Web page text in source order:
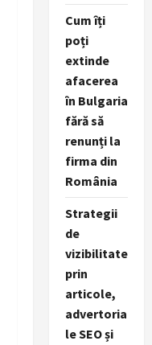
Cum îți
poți
extinde
afacerea
în Bulgaria
fără să
renunți la
firma din
România
Strategii
de
vizibilitate
prin
articole,
advertoria
le SEO și